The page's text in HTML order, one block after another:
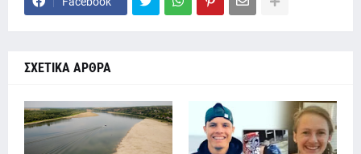
ΣΧΕΤΙΚΑ ΑΡΘΡΑ